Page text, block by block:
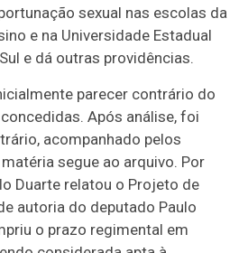
sexual nas escolas da
e na Universidade Estadual
e dá outras providências.
parecer contrário do
Após análise, foi
acompanhado pelos
segue ao arquivo. Por
Duarte relatou o Projeto de
autoria do deputado Paulo
o prazo regimental em